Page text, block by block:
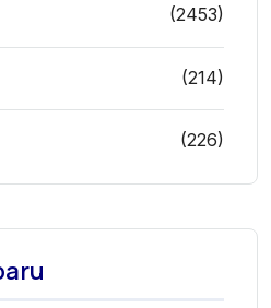
(2453)
(214)
(226)